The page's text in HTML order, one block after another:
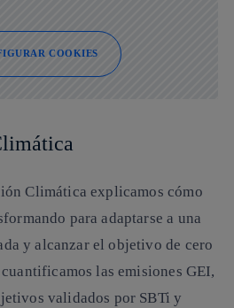
COOKIES
Climática explicamos cómo
para adaptarse a una
y alcanzar el objetivo de cero
cuantificamos las emisiones GEI,
validados por SBTi y